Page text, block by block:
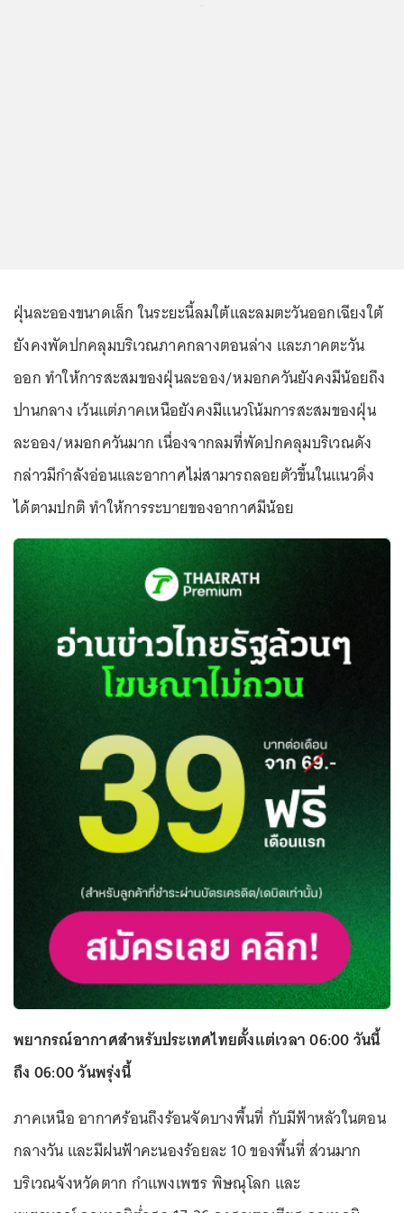
ฝุ่นละอองขนาดเล็ก ในระยะนี้ลมใต้และลมตะวันออกเฉียงใต้
ยังคงพัดปกคลุมบริเวณภาคกลางตอนล่าง และภาคตะวัน
ออก ทำให้การสะสมของฝุ่นละออง/หมอกควันยังคงมีน้อยถึง
ปานกลาง เว้นแต่ภาคเหนือยังคงมีแนวโน้มการสะสมของฝุ่น
ละออง/หมอกควันมาก เนื่องจากลมที่พัดปกคลุมบริเวณดัง
กล่าวมีกำลังอ่อนและอากาศไม่สามารถลอยตัวขึ้นในแนวดิ่ง
ได้ตามปกติ ทำให้การระบายของอากาศมีน้อย
พยากรณ์อากาศสำหรับประเทศไทยตั้งแต่เวลา 06:00 วันนี้
ถึง 06:00 วันพรุ่งนี้
ภาคเหนือ อากาศร้อนถึงร้อนจัดบางพื้นที่ กับมีฟ้าหลัวในตอน
กลางวัน และมีฝนฟ้าคะนองร้อยละ 10 ของพื้นที่ ส่วนมาก
บริเวณจังหวัดตาก กำแพงเพชร พิษณุโลก และ